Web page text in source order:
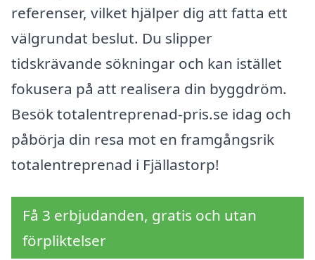
referenser, vilket hjälper dig att fatta ett
välgrundat beslut. Du slipper
tidskrävande sökningar och kan istället
fokusera på att realisera din byggdröm.
Besök totalentreprenad-pris.se idag och
påbörja din resa mot en framgångsrik
totalentreprenad i Fjällastorp!
Få 3 erbjudanden, gratis och utan
förpliktelser